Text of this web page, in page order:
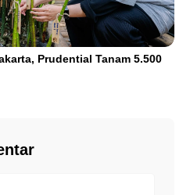
Prudential Tanam 5.500